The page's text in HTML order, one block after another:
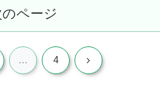
ページ
… 4 次